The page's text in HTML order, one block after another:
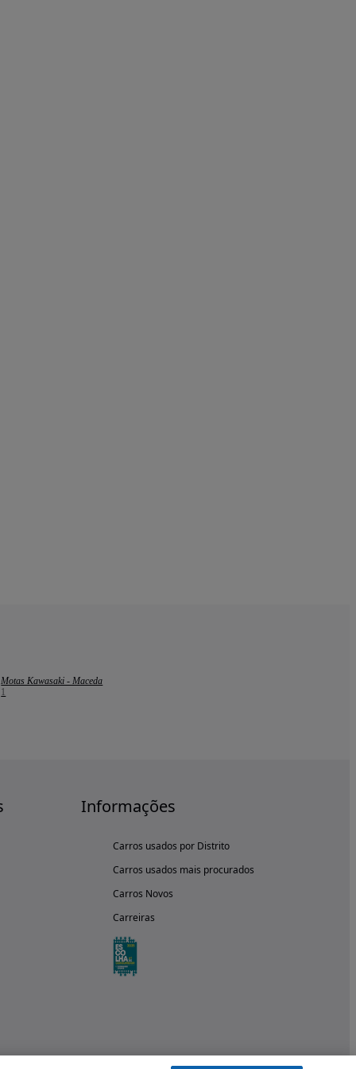
Motas Kawasaki - Maceda
1
Informações
Carros usados por Distrito
Carros usados mais procurados
Carros Novos
Carreiras